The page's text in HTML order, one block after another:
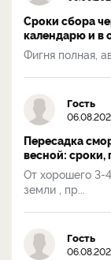
Сроки сбора
календарю и в
Фигня полная,
Гость
Пересадка
весной: сроки,
От хорошего 3-
земли , пр...
Гость